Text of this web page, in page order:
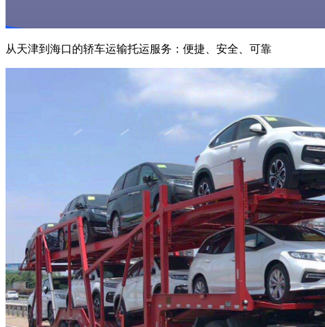
从天津到海口的轿车运输托运服务：便捷、安全、可靠